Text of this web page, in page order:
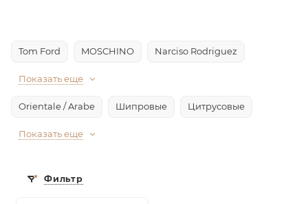
Tom Ford MOSCHINO Narciso Rodriguez
Показать еще
Orientale / Arabe Шипровые Цитрусовые
Показать еще
Фильтр